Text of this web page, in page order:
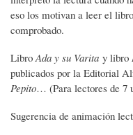
eso los motivan a leer el
comprobado.
Libro Ada y su Varita y libro
publicados por la Editorial
Pepito… (Para lectores de 7
Sugerencia de animación